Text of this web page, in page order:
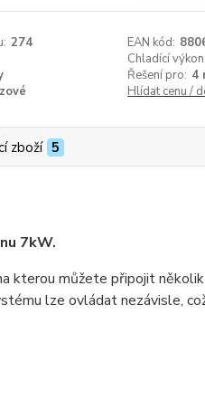
274 EAN kód:
Chladící výkon:
Řešení pro: 4
Hlídat cenu /
zboží 5
7kW.
kterou můžete připojit
lze ovládat nezávisle,